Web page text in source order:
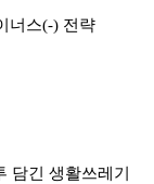
너스(-) 전략
담긴 생활쓰레기